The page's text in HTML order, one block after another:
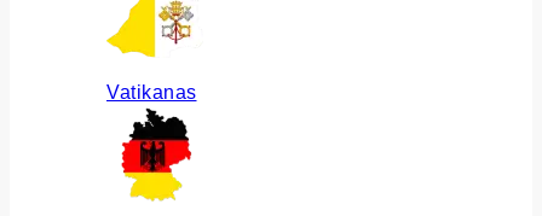
Vatikanas